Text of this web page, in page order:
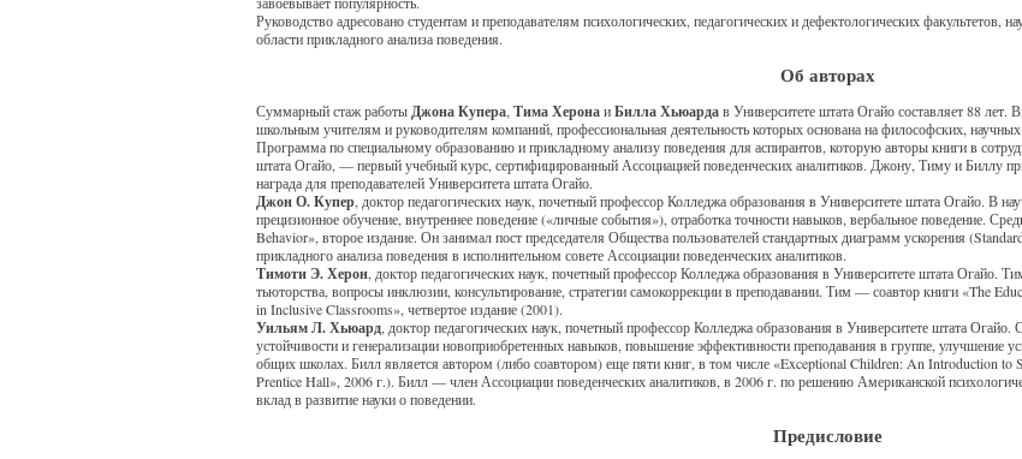
Руководство адресовано студентам и преподавателям психологических, педагогических и дефектологических
области прикладного анализа поведения.
Об авторах
Суммарный стаж работы Джона Купера ,Тима ХеронаиБилла Хьюардав Университете штата Огайо составляет 88 лет.
школьным учителям и руководителям компаний, профессиональная деятельность которых основана на философских,
Программа по специальному образованию и прикладному анализу поведения для аспирантов, которую авторы книги в
штата Огайо, — первый учебный курс, сертифицированный Ассоциацией поведенческих аналитиков. Джону, Тиму и
награда для преподавателей Университета штата Огайо.
Джон О. Купер , доктор педагогических наук, почетный профессор Колледжа образования в Университете штата Огайо. В
прецизионное обучение, внутреннее поведение («личные события»), отработка точности навыков, вербальное поведение.
Behavior», второе издание. Он занимал пост председателя Общества пользователей стандартных диаграмм ускорения
прикладного анализа поведения в исполнительном совете Ассоциации поведенческих аналитиков.
Тимоти Э. Херон , доктор педагогических наук, почетный профессор Колледжа образования в Университете штата Огайо.
тьюторства, вопросы инклюзии, консультирование, стратегии самокоррекции в преподавании. Тим — соавтор книги «The
in Inclusive Classrooms», четвертое издание (2001).
Уильям Л. Хьюард , доктор педагогических наук, почетный профессор Колледжа образования в Университете штата
устойчивости и генерализации новоприобретенных навыков, повышение эффективности преподавания в группе, улучшение
общих школах. Билл является автором (либо соавтором) еще пяти книг, в том числе «Exceptional Children: An Introduction to
Prentice Hall», 2006 г.). Билл — член Ассоциации поведенческих аналитиков, в 2006 г. по решению Американской
вклад в развитие науки о поведении.
Предисловие